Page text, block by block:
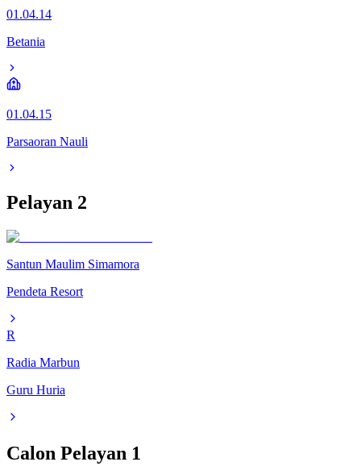
01.04.14
Betania
01.04.15
Parsaoran Nauli
Pelayan 2
Santun Maulim Simamora
Pendeta Resort
R
Radia Marbun
Guru Huria
Calon Pelayan 1